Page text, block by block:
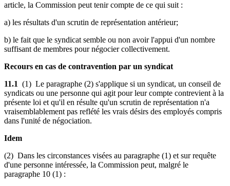
article, la Commission peut tenir compte de ce qui suit :
a) les résultats d'un scrutin de représentation antérieur;
b) le fait que le syndicat semble ou non avoir l'appui d'un nombre
suffisant de membres pour négocier collectivement.
Recours en cas de contravention par un syndicat
11.1 (1) Le paragraphe (2) s'applique si un syndicat, un conseil de
syndicats ou une personne qui agit pour leur compte contrevient à la
présente loi et qu'il en résulte qu'un scrutin de représentation n'a
vraisemblablement pas reflété les vrais désirs des employés compris
dans l'unité de négociation.
Idem
(2) Dans les circonstances visées au paragraphe (1) et sur requête
d'une personne intéressée, la Commission peut, malgré le
paragraphe 10 (1) :